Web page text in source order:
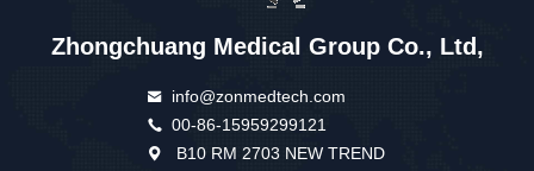
Zhongchuang Medical Group Co., Ltd,
info@zonmedtech.com
00-86-15959299121
B10 RM 2703 NEW TREND